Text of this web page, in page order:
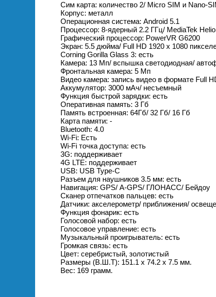
Сим карта: количество 2/ Micro SIM и Nano-
Корпус: металл
Операционная система: Android 5.1
Процессор: 8-ядерный 2.2 ГГц/ MediaTek
Графический процессор: PowerVR G6200
Экран: 5.5 дюйма/ Full HD 1920 х 1080
Corning Gorilla Glass 3: есть
Камера: 13 Мп/ вспышка светодиодная/
Фронтальная камера: 5 Мп
Видео камера: запись видео в формате Full
Аккумулятор: 3000 мАч/ несъемный
Функция быстрой зарядки: есть
Оперативная память: 3 Гб
Память встроенная: 64Гб/ 32 Гб/ 16 Гб
Карта памяти: -
Bluetooth: 4.0
Wi-Fi: Есть
Wi-Fi точка доступа: есть
3G: поддерживает
4G LTE: поддерживает
USB: USB Type-C
Разъем для наушников 3.5 мм: есть
Навигация: GPS/ А-GPS/ ГЛОНАСС/ Бейдоу
Сканер отпечатков пальцев: есть
Датчики: акселерометр/ приближения/
Функция фонарик: есть
Голосовой набор: есть
Голосовое управление: есть
Музыкальный проигрыватель: есть
Громкая связь: есть
Цвет: серебристый, золотистый
Размеры (В.Ш.Т): 151.1 x 74.2 x 7.5 мм.
Вес: 169 грамм.